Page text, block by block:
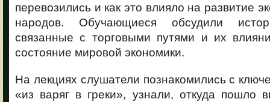
перевозились и как это влияло на развитие
народов. Обучающиеся обсудили
связанные с торговыми путями и их
состояние мировой экономики.
На лекциях слушатели познакомились с
«из варяг в греки», узнали, откуда пошло